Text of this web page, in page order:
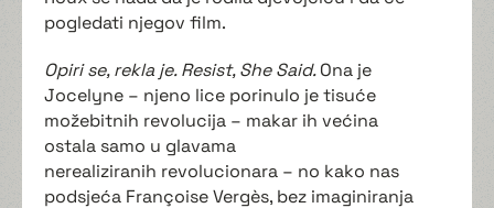
pogledati njegov film.
Opiri se, rekla je. Resist, She Said.Ona je
Jocelyne – njeno lice porinulo je tisuće
možebitnih revolucija – makar ih većina
ostala samo u glavama
nerealiziranih revolucionara – no kako nas
podsjeća Françoise Vergès, bez imaginiranja